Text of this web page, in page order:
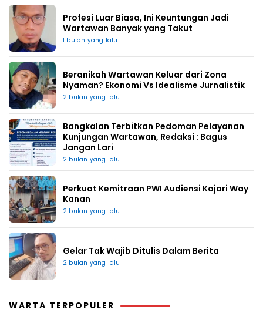
Profesi Luar Biasa, Ini Keuntungan Jadi
Wartawan Banyak yang Takut
1 bulan yang lalu
Beranikah Wartawan Keluar dari Zona
Nyaman? Ekonomi Vs Idealisme Jurnalistik
2 bulan yang lalu
Bangkalan Terbitkan Pedoman Pelayanan
Kunjungan Wartawan, Redaksi : Bagus
Jangan Lari
2 bulan yang lalu
Perkuat Kemitraan PWI Audiensi Kajari Way
Kanan
2 bulan yang lalu
Gelar Tak Wajib Ditulis Dalam Berita
2 bulan yang lalu
WARTA TERPOPULER